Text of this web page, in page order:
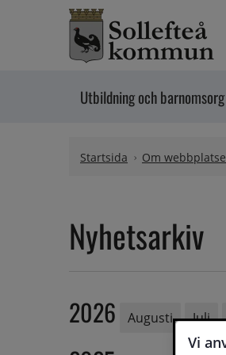
Vi
Hoppa till innehåll
Utbildning och barnomsorg
Startsida Om
Nyhetsarkiv
2026 Augusti Juli